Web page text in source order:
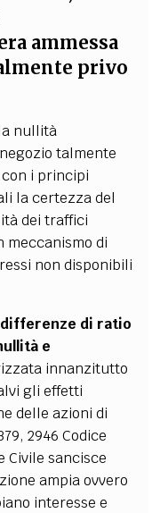
ammessa
privo
nullità
talmente
i principi
la certezza del
dei traffici
meccanismo di
non disponibili
differenze di ratio
e
innanzitutto
gli effetti
delle azioni di
2946 Codice
Civile sancisce
ampia ovvero
interesse e